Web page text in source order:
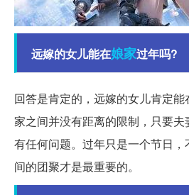
远嫁的女儿能在娘家过年吗?
回答是肯定的，远嫁的女儿肯定
家之间并没有距离的限制，只要
有任何问题。过年只是一个节日
间的团聚才是最重要的。